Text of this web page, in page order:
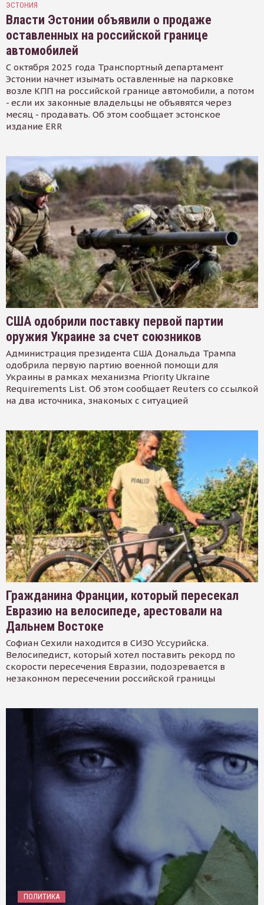
ЭСТОНИЯ
Власти Эстонии объявили о продаже
оставленных на российской границе
автомобилей
С октября 2025 года Транспортный департамент
Эстонии начнет изымать оставленные на парковке
возле КПП на российской границе автомобили, а потом
- если их законные владельцы не объявятся через
месяц - продавать. Об этом сообщает эстонское
издание ERR
США одобрили поставку первой партии
оружия Украине за счет союзников
Администрация президента США Дональда Трампа
одобрила первую партию военной помощи для
Украины в рамках механизма Priority Ukraine
Requirements List. Об этом сообщает Reuters со ссылкой
на два источника, знакомых с ситуацией
Гражданина Франции, который пересекал
Евразию на велосипеде, арестовали на
Дальнем Востоке
Софиан Сехили находится в СИЗО Уссурийска.
Велосипедист, который хотел поставить рекорд по
скорости пересечения Евразии, подозревается в
незаконном пересечении российской границы
ПОЛИТИКА